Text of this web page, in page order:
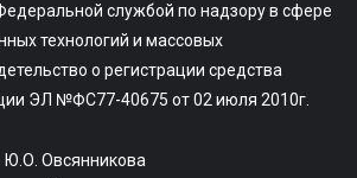
службой по надзору в сфере
технологий и массовых
о регистрации средства
ЭЛ №ФС77-40675 от 02 июля 2010г.
Ю.О. Овсянникова